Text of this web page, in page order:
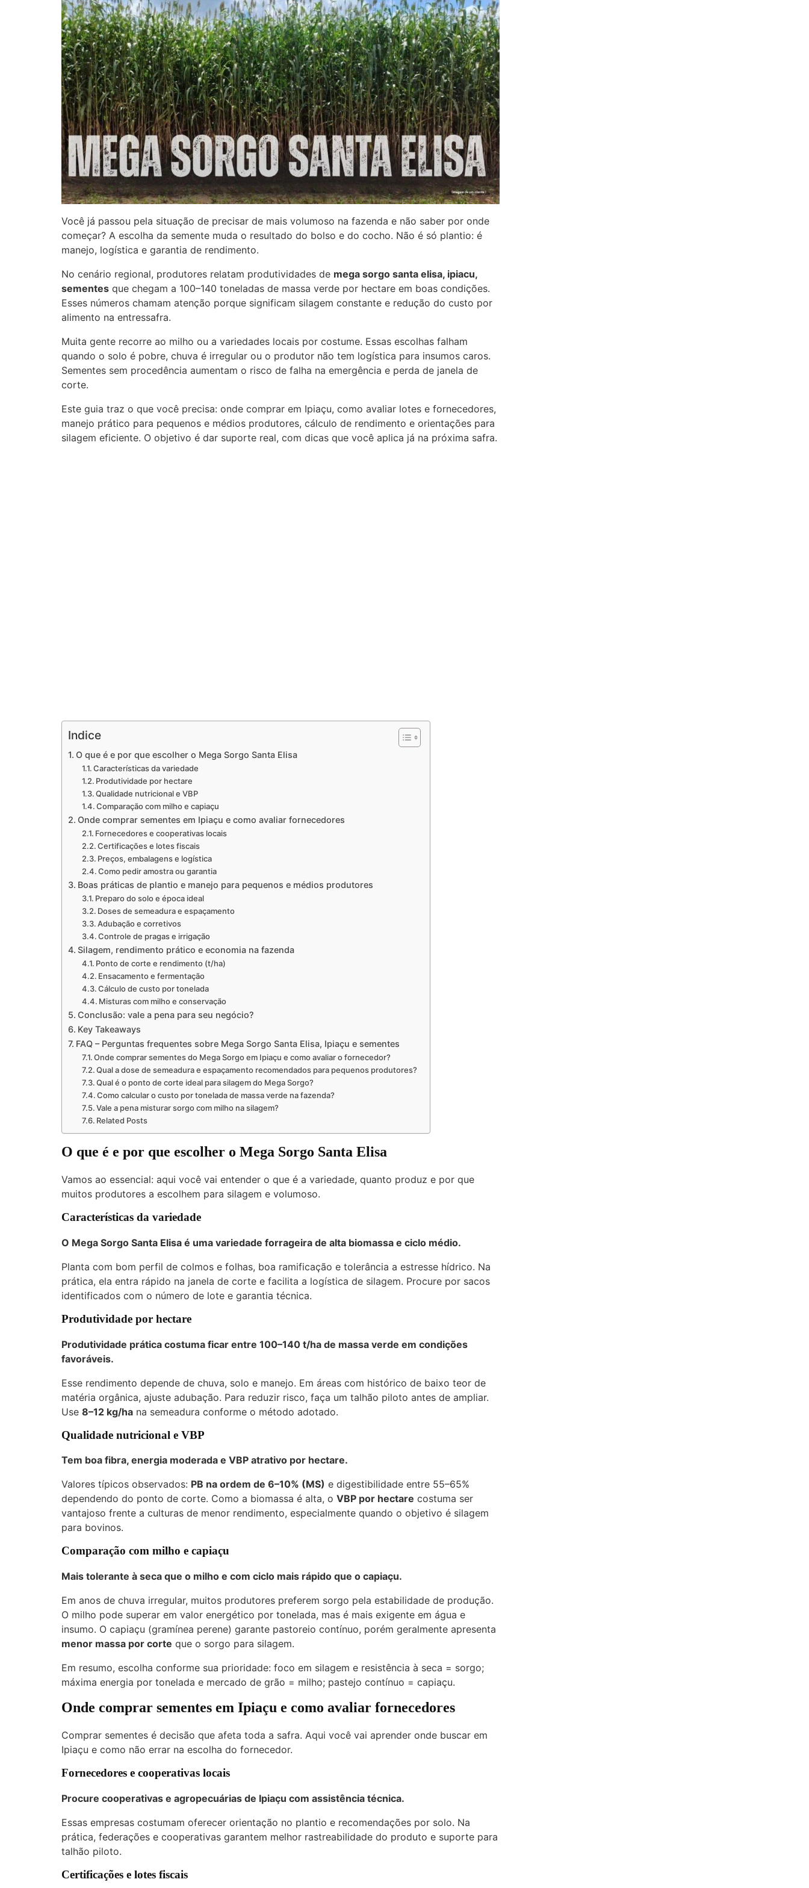
Você já passou pela situação de precisar de mais volumoso na fazenda e não saber por onde
começar? A escolha da semente muda o resultado do bolso e do cocho. Não é só plantio: é
manejo, logística e garantia de rendimento.
No cenário regional, produtores relatam produtividades de mega sorgo santa elisa, ipiacu,
sementes que chegam a 100–140 toneladas de massa verde por hectare em boas condições.
Esses números chamam atenção porque significam silagem constante e redução do custo por
alimento na entressafra.
Muita gente recorre ao milho ou a variedades locais por costume. Essas escolhas falham
quando o solo é pobre, chuva é irregular ou o produtor não tem logística para insumos caros.
Sementes sem procedência aumentam o risco de falha na emergência e perda de janela de
corte.
Este guia traz o que você precisa: onde comprar em Ipiaçu, como avaliar lotes e fornecedores,
manejo prático para pequenos e médios produtores, cálculo de rendimento e orientações para
silagem eficiente. O objetivo é dar suporte real, com dicas que você aplica já na próxima safra.
Indice
O que é e por que escolher o Mega Sorgo Santa Elisa
Características da variedade
Produtividade por hectare
Qualidade nutricional e VBP
Comparação com milho e capiaçu
Onde comprar sementes em Ipiaçu e como avaliar fornecedores
Fornecedores e cooperativas locais
Certificações e lotes fiscais
Preços, embalagens e logística
Como pedir amostra ou garantia
Boas práticas de plantio e manejo para pequenos e médios produtores
Preparo do solo e época ideal
Doses de semeadura e espaçamento
Adubação e corretivos
Controle de pragas e irrigação
Silagem, rendimento prático e economia na fazenda
Ponto de corte e rendimento (t/ha)
Ensacamento e fermentação
Cálculo de custo por tonelada
Misturas com milho e conservação
Conclusão: vale a pena para seu negócio?
Key Takeaways
FAQ – Perguntas frequentes sobre Mega Sorgo Santa Elisa, Ipiaçu e sementes
Onde comprar sementes do Mega Sorgo em Ipiaçu e como avaliar o fornecedor?
Qual a dose de semeadura e espaçamento recomendados para pequenos produtores?
Qual é o ponto de corte ideal para silagem do Mega Sorgo?
Como calcular o custo por tonelada de massa verde na fazenda?
Vale a pena misturar sorgo com milho na silagem?
Related Posts
O que é e por que escolher o Mega Sorgo Santa Elisa
Vamos ao essencial: aqui você vai entender o que é a variedade, quanto produz e por que
muitos produtores a escolhem para silagem e volumoso.
Características da variedade
O Mega Sorgo Santa Elisa é uma variedade forrageira de alta biomassa e ciclo médio.
Planta com bom perfil de colmos e folhas, boa ramificação e tolerância a estresse hídrico. Na
prática, ela entra rápido na janela de corte e facilita a logística de silagem. Procure por sacos
identificados com o número de lote e garantia técnica.
Produtividade por hectare
Produtividade prática costuma ficar entre 100–140 t/ha de massa verde em condições
favoráveis.
Esse rendimento depende de chuva, solo e manejo. Em áreas com histórico de baixo teor de
matéria orgânica, ajuste adubação. Para reduzir risco, faça um talhão piloto antes de ampliar.
Use 8–12 kg/ha na semeadura conforme o método adotado.
Qualidade nutricional e VBP
Tem boa fibra, energia moderada e VBP atrativo por hectare.
Valores típicos observados: PB na ordem de 6–10% (MS) e digestibilidade entre 55–65%
dependendo do ponto de corte. Como a biomassa é alta, o VBP por hectare costuma ser
vantajoso frente a culturas de menor rendimento, especialmente quando o objetivo é silagem
para bovinos.
Comparação com milho e capiaçu
Mais tolerante à seca que o milho e com ciclo mais rápido que o capiaçu.
Em anos de chuva irregular, muitos produtores preferem sorgo pela estabilidade de produção.
O milho pode superar em valor energético por tonelada, mas é mais exigente em água e
insumo. O capiaçu (gramínea perene) garante pastoreio contínuo, porém geralmente apresenta
menor massa por corte que o sorgo para silagem.
Em resumo, escolha conforme sua prioridade: foco em silagem e resistência à seca = sorgo;
máxima energia por tonelada e mercado de grão = milho; pastejo contínuo = capiaçu.
Onde comprar sementes em Ipiaçu e como avaliar fornecedores
Comprar sementes é decisão que afeta toda a safra. Aqui você vai aprender onde buscar em
Ipiaçu e como não errar na escolha do fornecedor.
Fornecedores e cooperativas locais
Procure cooperativas e agropecuárias de Ipiaçu com assistência técnica.
Essas empresas costumam oferecer orientação no plantio e recomendações por solo. Na
prática, federações e cooperativas garantem melhor rastreabilidade do produto e suporte para
talhão piloto.
Certificações e lotes fiscais